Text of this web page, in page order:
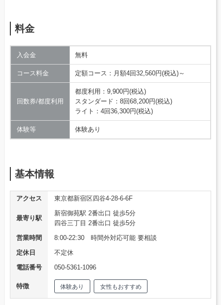
料金
入会金 無料
コース料金 定額コース：月額4回32,560円(税込)～
回数券/都度利用
都度利用：9,900円(税込)
スタンダード：8回68,200円(税込)
ライト：4回36,300円(税込)
体験等 体験あり
基本情報
アクセス 東京都新宿区四谷4-28-6-6F
最寄り駅
新宿御苑駅 2番出口 徒歩5分
四谷三丁目 2番出口 徒歩5分
営業時間
8:00-22:30 時間外対応可能 要相談
定休日
不定休
電話番号
050-5361-1096
特徴 体験あり 女性もおすすめ